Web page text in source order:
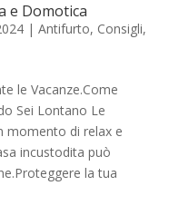
e Domotica
| Antifurto, Consigli,
le Vacanze.Come
Sei Lontano Le
momento di relax e
incustodita può
la tua